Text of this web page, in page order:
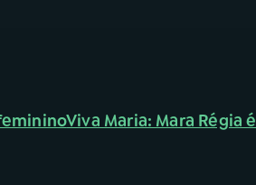
Viva Maria: Mara Régia é